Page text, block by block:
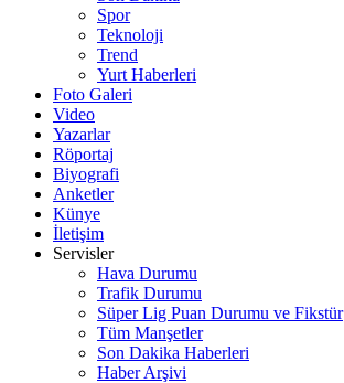
Spor
Teknoloji
Trend
Yurt Haberleri
Foto Galeri
Video
Yazarlar
Röportaj
Biyografi
Anketler
Künye
İletişim
Servisler
Hava Durumu
Trafik Durumu
Süper Lig Puan Durumu ve Fikstür
Tüm Manşetler
Son Dakika Haberleri
Haber Arşivi